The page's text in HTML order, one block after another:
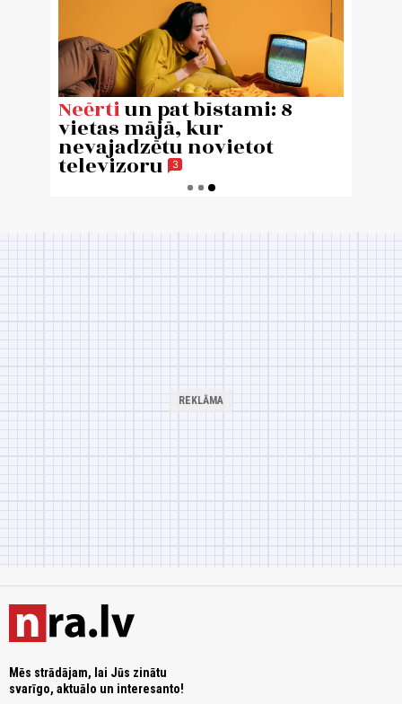
Mēs strādājam, lai Jūs zinātu
svarīgo, aktuālo un interesanto!